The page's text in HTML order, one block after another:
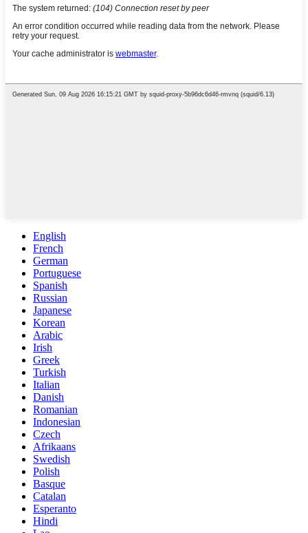
English
French
German
Portuguese
Spanish
Russian
Japanese
Korean
Arabic
Irish
Greek
Turkish
Italian
Danish
Romanian
Indonesian
Czech
Afrikaans
Swedish
Polish
Basque
Catalan
Esperanto
Hindi